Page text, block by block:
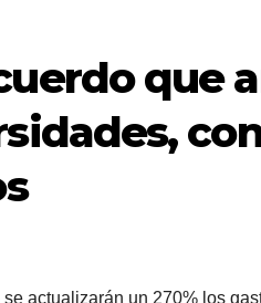
que
actualizarán un 270% los